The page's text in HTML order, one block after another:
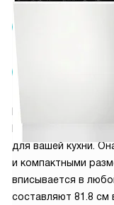
Встраиваемая
EEA23210L — это
для вашей кухни.
и компактными
вписывается в
составляют 81.8 см